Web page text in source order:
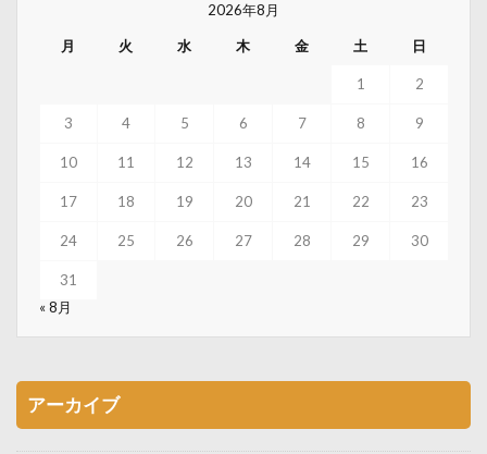
2026年8月
月 火 水 木 金 土 日
1 2
3 4 5 6 7 8 9
10 11 12 13 14 15 16
17 18 19 20 21 22 23
24 25 26 27 28 29 30
31
« 8月
アーカイブ